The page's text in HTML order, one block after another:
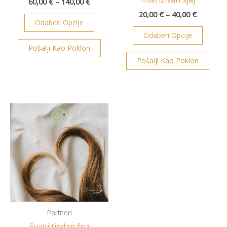
Odaberi Opcije
Pošalji Kao Poklon
20,00€ – 40,00€
Odaberi Opcije
Pošalji Kao Poklon
Partneri
od
30,00 €
do
45,00 €
ima
više
varijanti.
Opcije
se
mogu